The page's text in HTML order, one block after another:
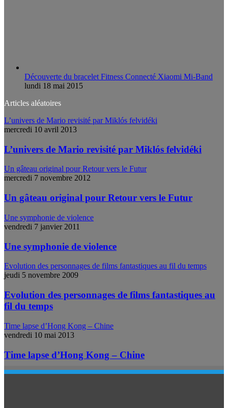
Découverte du bracelet Fitness Connecté Xiaomi Mi-Band
lundi 18 mai 2015
Articles aléatoires
L’univers de Mario revisité par Miklós felvidéki
mercredi 10 avril 2013
L’univers de Mario revisité par Miklós felvidéki
Un gâteau original pour Retour vers le Futur
mercredi 7 novembre 2012
Un gâteau original pour Retour vers le Futur
Une symphonie de violence
vendredi 7 janvier 2011
Une symphonie de violence
Evolution des personnages de films fantastiques au fil du temps
jeudi 5 novembre 2009
Evolution des personnages de films fantastiques au
fil du temps
Time lapse d’Hong Kong – Chine
vendredi 10 mai 2013
Time lapse d’Hong Kong – Chine